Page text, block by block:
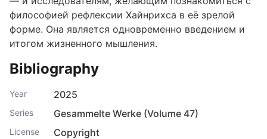
философией рефлексии Хайнрихса в её зрелой
форме. Она является одновременно введением и
итогом жизненного мышления.
Bibliography
Year 2025
Series Gesammelte Werke (Volume 47)
License Copyright